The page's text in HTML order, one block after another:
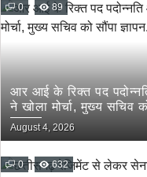
0 89
आर आई के रिक्त पद
ने खोला मोर्चा, मुख्य सचिव
August 4, 2026
0 632